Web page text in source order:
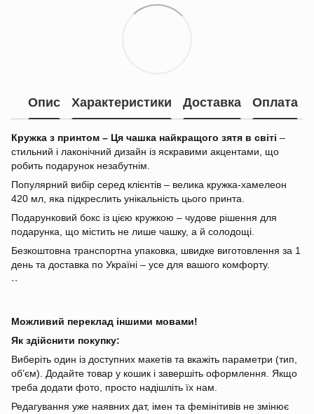
Опис Характеристики Доставка Оплата
Кружка з принтом – Ця чашка найкращого зятя в світі –
стильний і лаконічний дизайн із яскравими акцентами, що
робить подарунок незабутнім.
Популярний вибір серед клієнтів – велика кружка-хамелеон
420 мл, яка підкреслить унікальність цього принта.
Подарунковий бокс із цією кружкою – чудове рішення для
подарунка, що містить не лише чашку, а й солодощі.
Безкоштовна транспортна упаковка, швидке виготовлення за 1
день та доставка по Україні – усе для вашого комфорту.
``
Можливий переклад іншими мовами!
Як здійснити покупку:
Виберіть один із доступних макетів та вкажіть параметри (тип,
об’єм). Додайте товар у кошик і завершіть оформлення. Якщо
треба додати фото, просто надішліть їх нам.
Редагування уже наявних дат, імен та фемінітивів не змінює